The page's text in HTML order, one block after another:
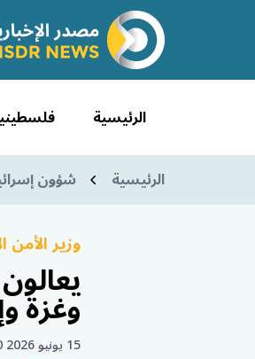
الرئيسية
الرئيسية شؤون
وزير
وغزة
15 يونيو 2026 12:00 ص